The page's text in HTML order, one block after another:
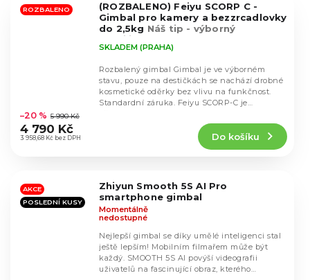
hvězdiček.
ROZBALENO
(ROZBALENO) Feiyu SCORP C -
Gimbal pro kamery a bezzrcadlovky
do 2,5kg Náš tip - výborný
stabilizátor, pouze nemá LCD
displej
hodnocení
produktu
je
hvězdiček.
SKLADEM (PRAHA)
3 958,68 Kč bez DPH
–20 % 5 990 Kč
4 790 Kč
Do košíku
Rozbalený gimbal Gimbal je ve výborném
stavu, pouze na destičkách se nachází drobné
kosmetické oděrky bez vlivu na funkčnost.
Standardní záruka. Feiyu SCORP-C je
AKCE
POSLEDNÍ KUSY
Zhiyun Smooth 5S AI Pro
smartphone gimbal
Momentálně
nedostupné
Nejlepší gimbal se díky umělé inteligenci stal
ještě lepším! Mobilním filmařem může být
každý. SMOOTH 5S AI povýší videografii
uživatelů na fascinující obraz, kterého